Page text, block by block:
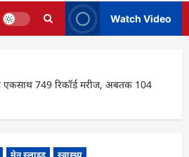
Watch Video
एकसाथ 749 रिकॉर्ड मरीज, अबतक 104
मेन स्लाइड स्वास्थ्य